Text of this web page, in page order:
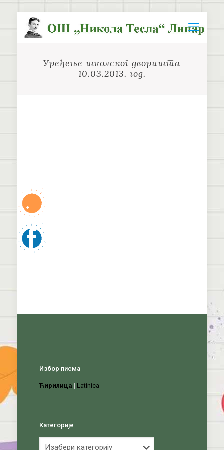
Уређење школског дворишта
10.03.2013. год.
Избор писма
Ћирилица | Latinica
Категорије